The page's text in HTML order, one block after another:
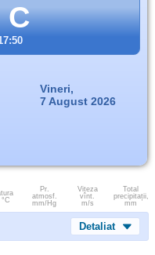
C
Vineri,
7 August 2026
Pr.
atmosf.
mm/Hg
Viteza
vînt.
m/s
Total
precipitații,
mm
Detaliat